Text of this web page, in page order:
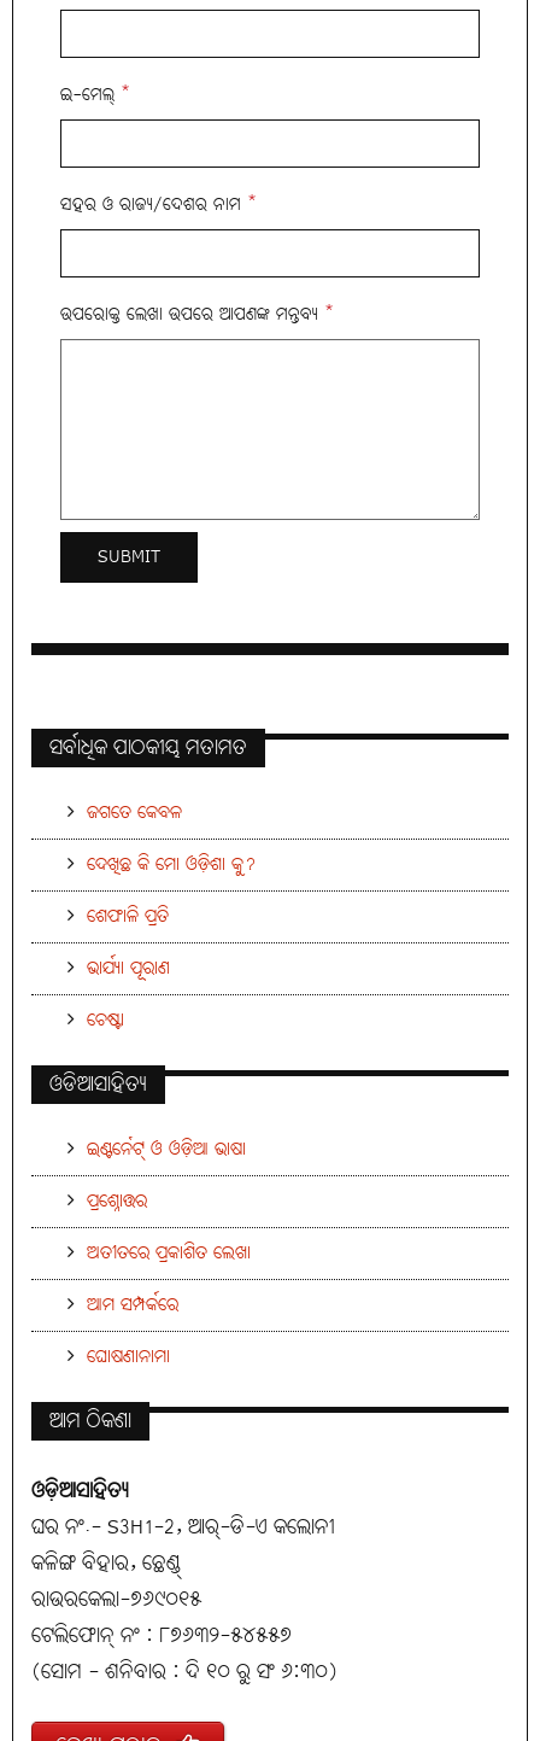
ଇ-ମେଲ୍ *
ସହର ଓ ରାଜ୍ୟ/ଦେଶର ନାମ *
ଉପରୋକ୍ତ ଲେଖା ଉପରେ ଆପଣଙ୍କ ମନ୍ତବ୍ୟ *
ସର୍ବାଧିକ ପାଠକୀୟ ମତାମତ
ଜଗତେ କେବଳ
ଦେଖିଛ କି ମୋ ଓଡ଼ିଶା କୁ?
ଶେଫାଳି ପ୍ରତି
ଭାର୍ଯ୍ୟା ପୂରାଣ
ଚେଷ୍ଟା
ଓଡିଆସାହିତ୍ୟ
ଇଣ୍ଟର୍ନେଟ୍ ଓ ଓଡ଼ିଆ ଭାଷା
ପ୍ରଶ୍ନୋତ୍ତର
ଅତୀତରେ ପ୍ରକାଶିତ ଲେଖା
ଆମ ସମ୍ପର୍କରେ
ଘୋଷଣାନାମା
ଆମ ଠିକଣା
ଓଡ଼ିଆସାହିତ୍ୟ
ଘର ନଂ.- S3H1-2, ଆର୍-ଡି-ଏ କଲୋନୀ
କଳିଙ୍ଗ ବିହାର, ଛେଣ୍ଡ୍
ରାଉରକେଲା-୭୬୯୦୧୫
ଟେଲିଫୋନ୍ ନଂ : ୮୭୬୩୨-୫୪୫୫୭
(ସୋମ - ଶନିବାର : ଦି ୧୦ ରୁ ସଂ ୬:୩୦)